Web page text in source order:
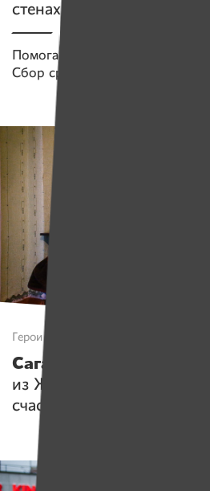
стенах минской квартиры
Помогаем проекту
Сбор средств завершен
Герои
Сагайдаров Борись!
из Жодино добился
счастливым